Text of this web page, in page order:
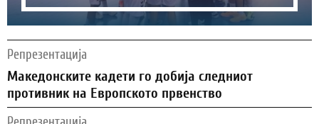
Репрезентација
Македонските кадети го добија следниот
противник на Европското првенство